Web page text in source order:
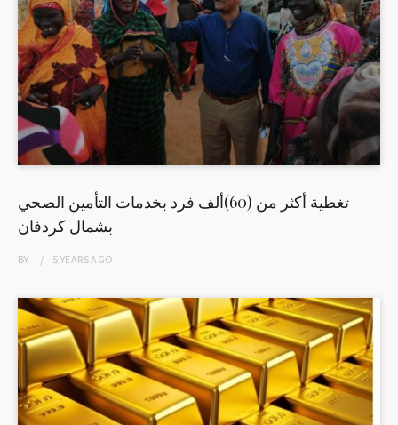
تغطية أكثر من (60)ألف فرد بخدمات التأمين الصحي
بشمال كردفان
BY 5 YEARSAGO